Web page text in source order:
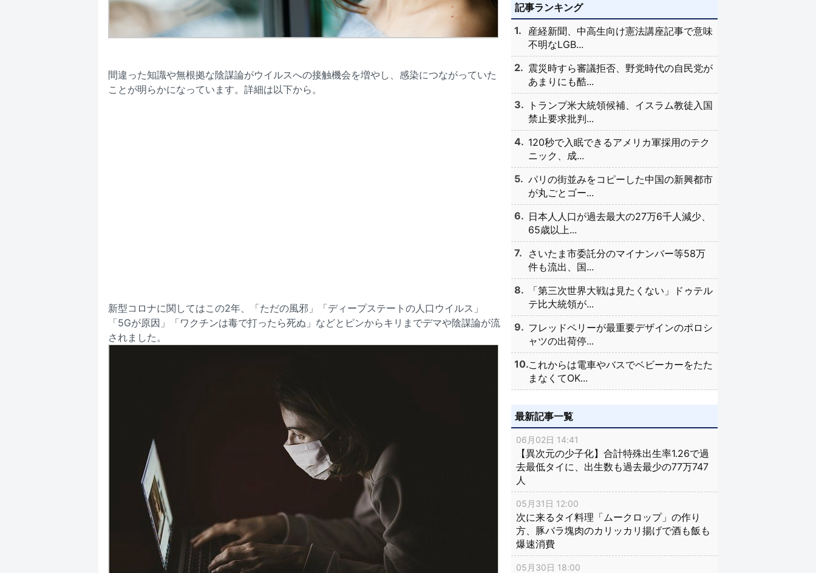
間違った知識や無根拠な陰謀論がウイルスへの接触機会を増やし、感染につながっていた
ことが明らかになっています。詳細は以下から。
新型コロナに関してはこの2年、「ただの風邪」「ディープステートの人口ウイルス」
「5Gが原因」「ワクチンは毒で打ったら死ぬ」などとピンからキリまでデマや陰謀論が流
されました。
記事ランキング
産経新聞、中高生向け憲法講座記事で意味
不明なLGB...
震災時すら審議拒否、野党時代の自民党が
あまりにも酷...
トランプ米大統領候補、イスラム教徒入国
禁止要求批判...
120秒で入眠できるアメリカ軍採用のテク
ニック、成...
パリの街並みをコピーした中国の新興都市
が丸ごとゴー...
日本人人口が過去最大の27万6千人減少、
65歳以上...
さいたま市委託分のマイナンバー等58万
件も流出、国...
「第三次世界大戦は見たくない」ドゥテル
テ比大統領が...
フレッドペリーが最重要デザインのポロシ
ャツの出荷停...
これからは電車やバスでベビーカーをたた
まなくてOK...
最新記事一覧
06月02日 14:41
【異次元の少子化】合計特殊出生率1.26で過
去最低タイに、出生数も過去最少の77万747
人
05月31日 12:00
次に来るタイ料理「ムークロップ」の作り
方、豚バラ塊肉のカリッカリ揚げで酒も飯も
爆速消費
05月30日 18:00